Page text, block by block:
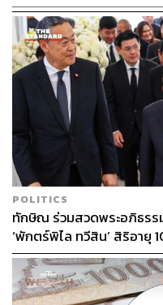
POLITICS
ทักษิณ ร่วมสวดพระอภิธรร
‘พักตร์พิไล ทวีสิน’ สิริอายุ
หลากวงการร่วมอาลัย